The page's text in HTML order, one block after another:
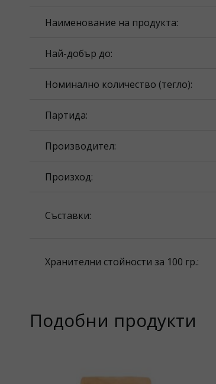
Наименование на продукта:
Най-добър до:
Номинално количество (тегло):
Партида:
Производител:
Произход:
Съставки:
Хранителни стойности за 100 гр.:
Подобни продукти